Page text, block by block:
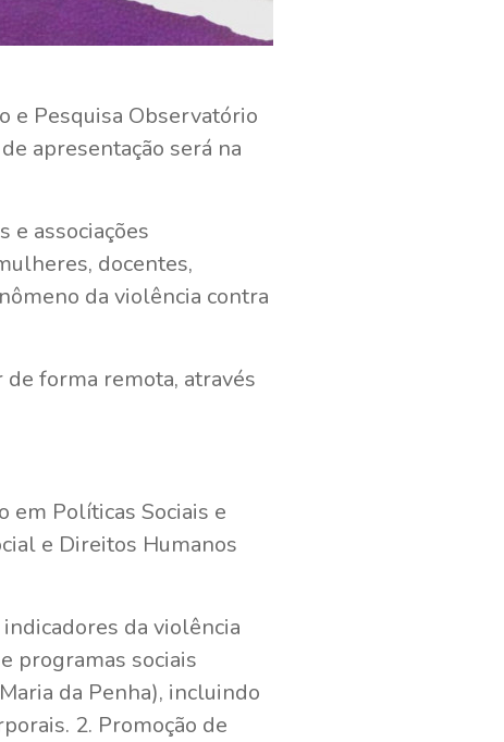
e Pesquisa Observatório
apresentação será na
associações
docentes,
da violência contra
forma remota, através
em Políticas Sociais e
e Direitos Humanos
da violência
programas sociais
da Penha), incluindo
2. Promoção de